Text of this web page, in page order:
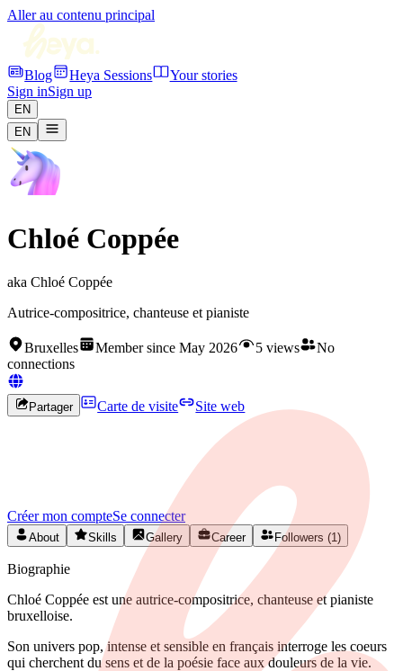
Aller au contenu principal
Blog Heya Sessions
Your stories
Sign inSign up
EN
EN
Chloé Coppée
aka Chloé Coppée
Autrice-compositrice, chanteuse et pianiste
Bruxelles Member since May 2026 5 views
No
connections
Partager Carte de visite Site web
Chloé
Créez votre profil gratuitement et développez votre réseau artistique
Créer mon compteSe connecter
About Skills Gallery Career Followers (1)
Biographie
Chloé Coppée est une autrice-compositrice, chanteuse et pianiste
bruxelloise.
Son univers pop, intense et sensible en français interroge les coeurs
qui cherchent du sens et de la poésie face aux douleurs de la vie.